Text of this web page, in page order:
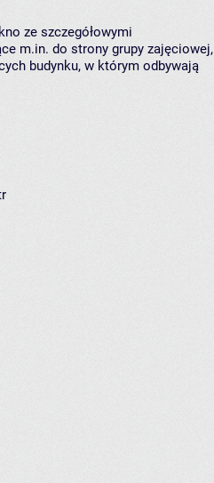
ze szczegółowymi
m.in. do strony grupy zajęciowej,
budynku, w którym odbywają